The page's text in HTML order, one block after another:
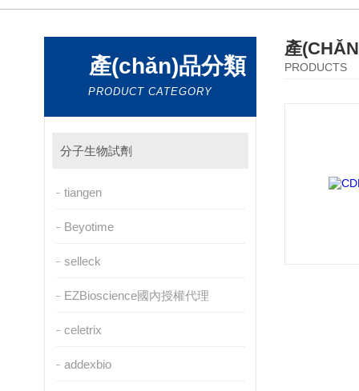
產(chǎn)品分類
PRODUCT CATEGORY
分子生物試劑
tiangen
Beyotime
selleck
EZBioscience國內授權代理
celetrix
addexbio
產
PRODUCTS